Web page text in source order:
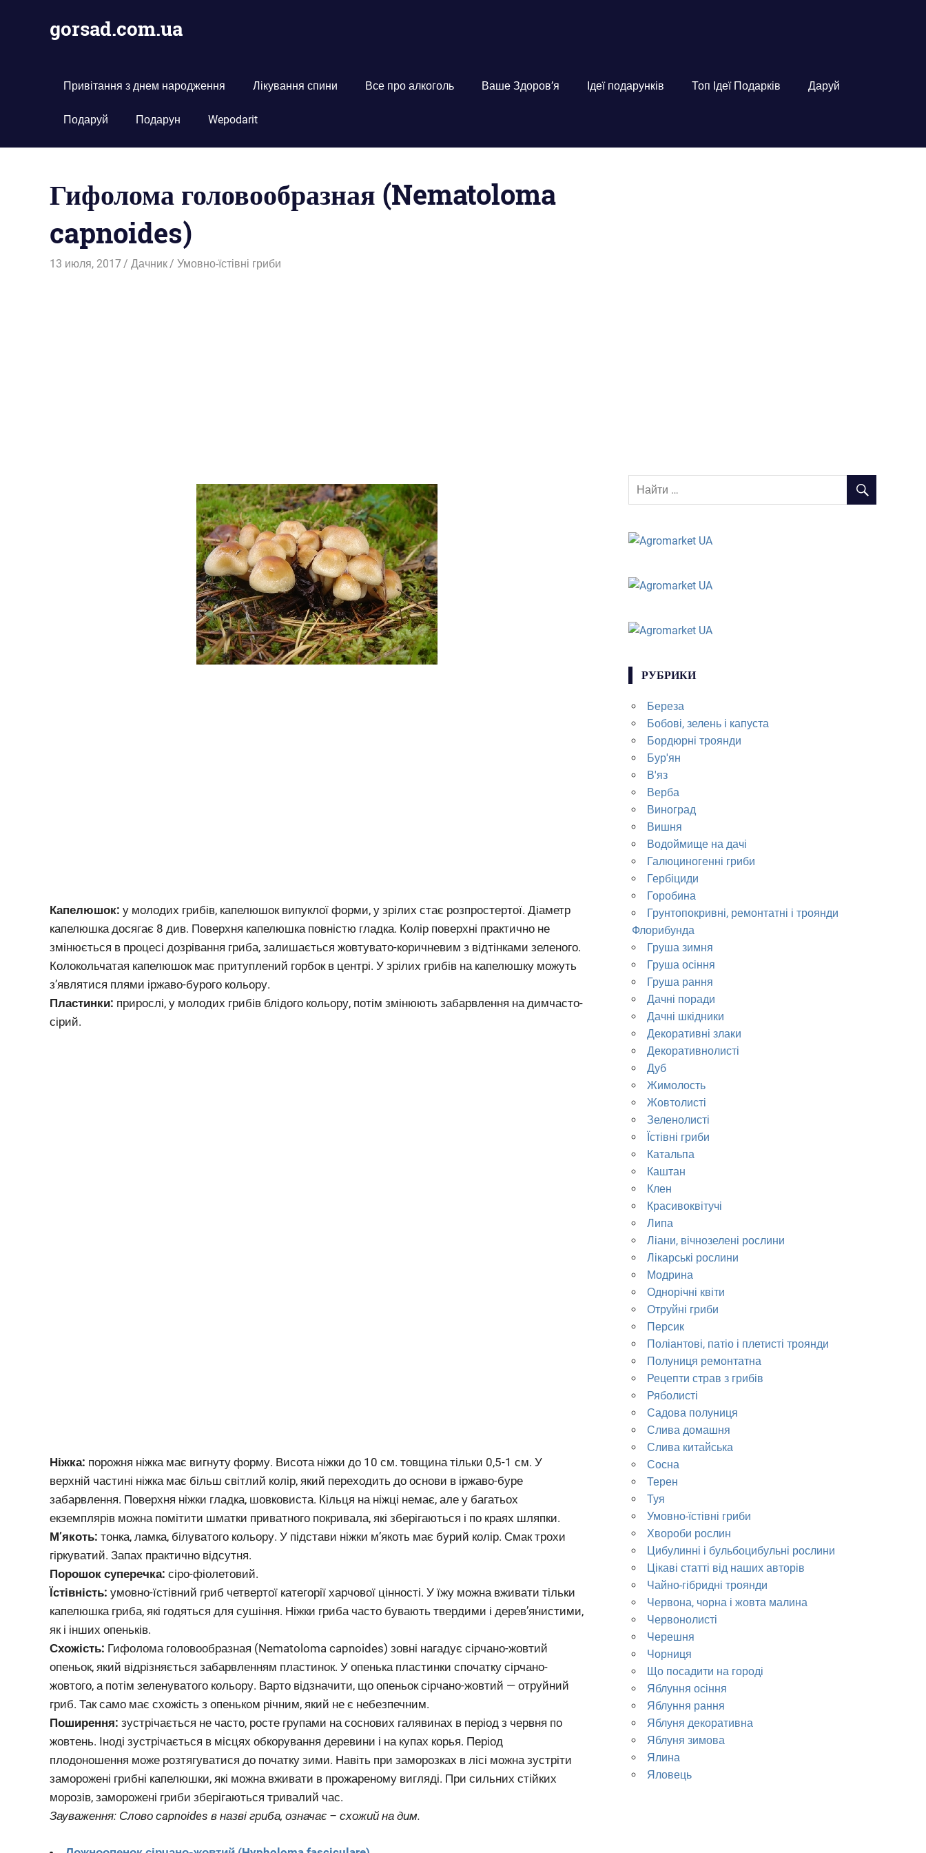
gorsad.com.ua
Привітання з днем народження Лікування спини Все про алкоголь Ваше Здоров’я Ідеї подарунків Топ Ідеї Подарків Даруй
Подаруй Подарун Wepodarit
Гифолома головообразная (Nematoloma
capnoides)
13 июля, 2017 Дачник Умовно-їстівні гриби
Капелюшок: у молодих грибів, капелюшок випуклої форми, у зрілих стає розпростертої. Діаметр
капелюшка досягає 8 див. Поверхня капелюшка повністю гладка. Колір поверхні практично не
змінюється в процесі дозрівання гриба, залишається жовтувато-коричневим з відтінками зеленого.
Колокольчатая капелюшок має притуплений горбок в центрі. У зрілих грибів на капелюшку можуть
з’являтися плями іржаво-бурого кольору.
Пластинки: прирослі, у молодих грибів блідого кольору, потім змінюють забарвлення на димчасто-
сірий.
Ніжка: порожня ніжка має вигнуту форму. Висота ніжки до 10 см. товщина тільки 0,5-1 см. У
верхній частині ніжка має більш світлий колір, який переходить до основи в іржаво-буре
забарвлення. Поверхня ніжки гладка, шовковиста. Кільця на ніжці немає, але у багатьох
екземплярів можна помітити шматки приватного покривала, які зберігаються і по краях шляпки.
М’якоть: тонка, ламка, білуватого кольору. У підстави ніжки м’якоть має бурий колір. Смак трохи
гіркуватий. Запах практично відсутня.
Порошок суперечка: сіро-фіолетовий.
Їстівність: умовно-їстівний гриб четвертої категорії харчової цінності. У їжу можна вживати тільки
капелюшка гриба, які годяться для сушіння. Ніжки гриба часто бувають твердими і дерев’янистими,
як і інших опеньків.
Схожість: Гифолома головообразная (Nematoloma capnoides) зовні нагадує сірчано-жовтий
опеньок, який відрізняється забарвленням пластинок. У опенька пластинки спочатку сірчано-
жовтого, а потім зеленуватого кольору. Варто відзначити, що опеньок сірчано-жовтий — отруйний
гриб. Так само має схожість з опеньком річним, який не є небезпечним.
Поширення: зустрічається не часто, росте групами на соснових галявинах в період з червня по
жовтень. Іноді зустрічається в місцях обкорування деревини і на купах корья. Період
плодоношення може розтягуватися до початку зими. Навіть при заморозках в лісі можна зустріти
заморожені грибні капелюшки, які можна вживати в прожареному вигляді. При сильних стійких
морозів, заморожені гриби зберігаються тривалий час.
Зауваження: Слово capnoides в назві гриба, означає – схожий на дим.
РУБРИКИ
Береза
Бобові, зелень і капуста
Бордюрні троянди
Бур'ян
В'яз
Верба
Виноград
Вишня
Водоймище на дачі
Галюциногенні гриби
Гербіциди
Горобина
Грунтопокривні, ремонтатні і троянди
Флорибунда
Груша зимня
Груша осіння
Груша рання
Дачні поради
Дачні шкідники
Декоративні злаки
Декоративнолисті
Дуб
Жимолость
Жовтолисті
Зеленолисті
Їстівні гриби
Катальпа
Каштан
Клен
Красивоквітучі
Липа
Ліани, вічнозелені рослини
Лікарські рослини
Модрина
Однорічні квіти
Отруйні гриби
Персик
Поліантові, патіо і плетисті троянди
Полуниця ремонтатна
Рецепти страв з грибів
Ряболисті
Садова полуниця
Слива домашня
Слива китайська
Сосна
Терен
Туя
Умовно-їстівні гриби
Хвороби рослин
Цибулинні і бульбоцибульні рослини
Цікаві статті від наших авторів
Чайно-гібридні троянди
Червона, чорна і жовта малина
Червонолисті
Черешня
Чорниця
Що посадити на городі
Яблуння осіння
Яблуння рання
Яблуня декоративна
Яблуня зимова
Ялина
Яловець